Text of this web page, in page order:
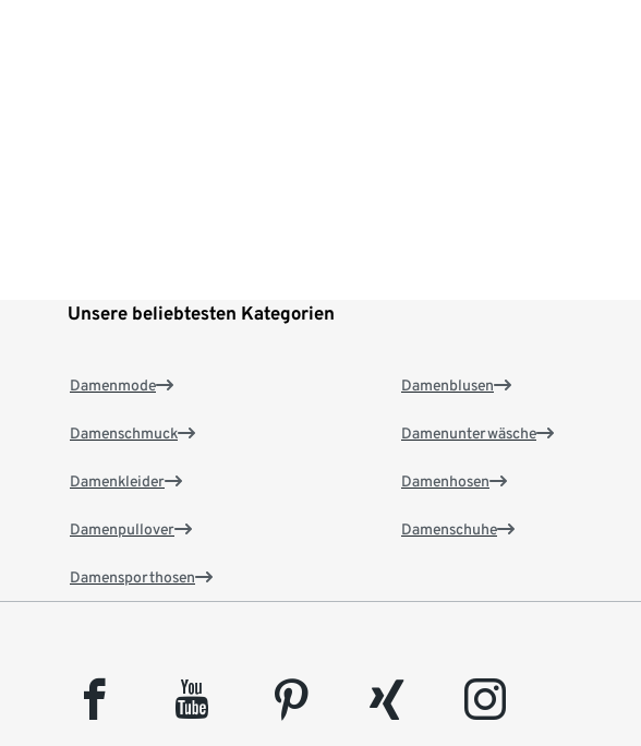
Unsere beliebtesten Kategorien
Damenmode
Damenschmuck
Damenkleider
Damenpullover
Damensporthosen
Damenblusen
Damenunterwäsche
Damenhosen
Damenschuhe
facebook youtube pinterest xing instagram